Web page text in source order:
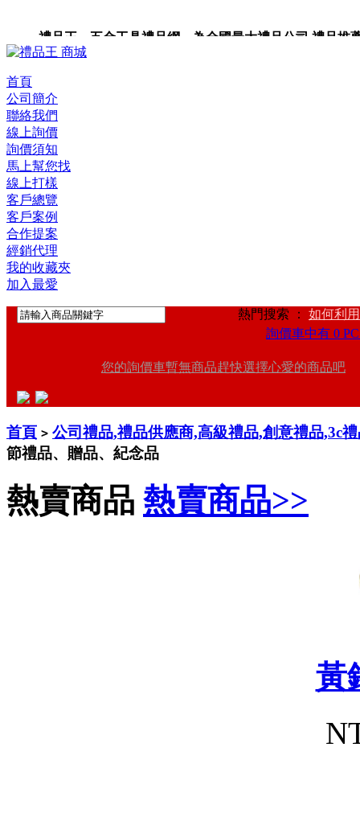
禮品王 五金工具禮品網 為全國最大禮品公司,禮品推
禮品卡,企業禮品,禮品小物,高級禮品,禮品網站。
首頁
公司簡介
聯絡我們
線上詢價
詢價須知
馬上幫您找
線上打樣
客戶總覽
客戶案例
合作提案
經銷代理
我的收藏夾
加入最愛
熱門搜索 ： 如何利
詢價車中有 0
您的詢價車暫無商品趕快選擇心愛的商品吧
首頁 > 公司禮品,禮品供應商,高級禮品,創意禮品,3c
節禮品、贈品、紀念品
熱賣商品 熱賣商品>>
黃